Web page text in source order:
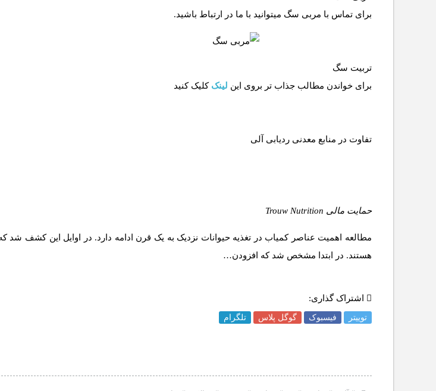
برای تماس با مربی سگ میتوانید با ما در ارتباط باشید.
تربیت سگ
برای خواندن مطالب جذاب تر بروی این لینک کلیک کنید
حمایت مالی Trouw Nutrition
مطالعه اهمیت عناصر کمیاب در تغذیه حیوانات نزدیک به یک قرن ادامه دارد. در اوایل این کشف
هستند. در ابتدا مشخص شد که افزودن…
اشتراک گذاری:
توییتر فیسبوک گوگل پلاس تلگرام